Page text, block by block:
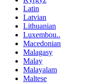
Latin
Latvian
Lithuanian
Luxembou..
Macedonian
Malagasy
Malay
Malayalam
Maltese